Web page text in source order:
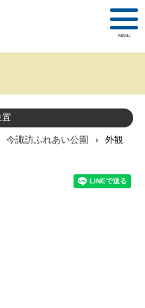
MENU
置
今諏訪ふれあい公園 › 外観